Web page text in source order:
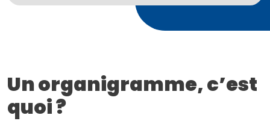
Un organigramme, c’est
quoi ?